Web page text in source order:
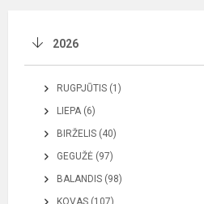
2026
RUGPJŪTIS (1)
LIEPA (6)
BIRŽELIS (40)
GEGUŽĖ (97)
BALANDIS (98)
KOVAS (107)